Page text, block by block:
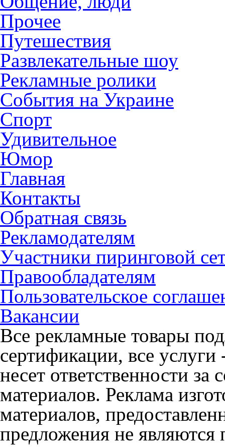
Прочее
Путешествия
Развлекательные шоу
Рекламные ролики
События на Украине
Спорт
Удивительное
Юмор
Главная
Контакты
Обратная связь
Рекламодателям
Участники пиринговой
Правообладателям
Пользовательское
Вакансии
Все рекламные товары
сертификации, все
несет ответственности
материалов. Реклама
материалов,
предложения не